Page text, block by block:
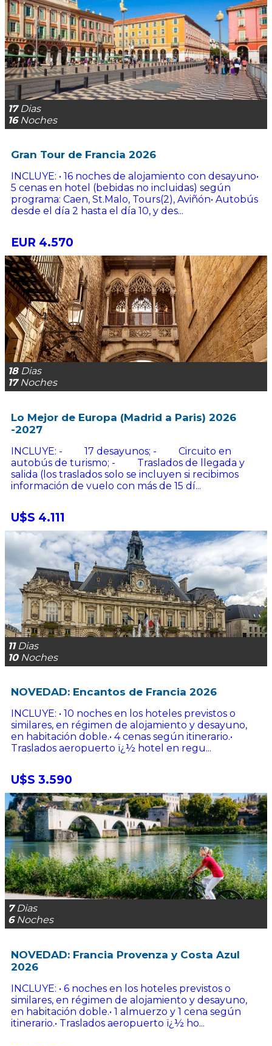
17Dias
16Noches
Gran Tour de Francia 2026
INCLUYE: • 16 noches de alojamiento con desayuno•
5 cenas en hotel (bebidas no incluidas) según
programa: Caen, St.Malo, Tours(2), Aviñón• Autobús
desde el día 2 hasta el día 10, y des...
EUR 4.570
18Dias
17Noches
Lo Mejor de Europa (Madrid a Paris) 2026
-2027
INCLUYE: - 17 desayunos; - Circuito en
autobús de turismo; - Traslados de llegada y
salida (los traslados solo se incluyen si recibimos
información de vuelo con más de 15 dí...
U$S 4.111
11Dias
10Noches
NOVEDAD: Encantos de Francia 2026
INCLUYE: • 10 noches en los hoteles previstos o
similares, en régimen de alojamiento y desayuno,
en habitación doble.• 4 cenas según itinerario.•
Traslados aeropuerto ï¿½ hotel en regu...
U$S 3.590
7Dias
6Noches
NOVEDAD: Francia Provenza y Costa Azul
2026
INCLUYE: • 6 noches en los hoteles previstos o
similares, en régimen de alojamiento y desayuno,
en habitación doble.• 1 almuerzo y 1 cena según
itinerario.• Traslados aeropuerto ï¿½ ho...